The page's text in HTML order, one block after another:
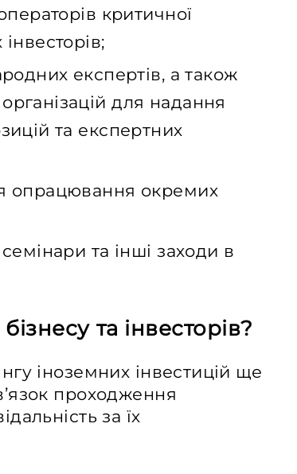
критичної
експертів, а також
для надання
та експертних
опрацювання окремих
та інші заходи в
та інвесторів?
іноземних інвестицій ще
проходження
за їх